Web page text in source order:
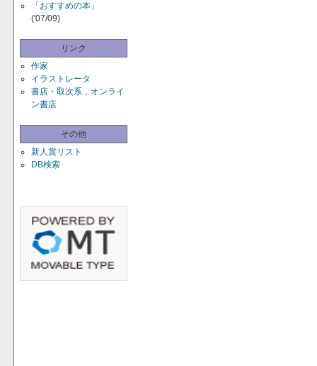
「おすすめの本」
('07/09)
リンク
作家
イラストレータ
書店・取次系，オンライ
ン書店
その他
新人賞リスト
DB検索